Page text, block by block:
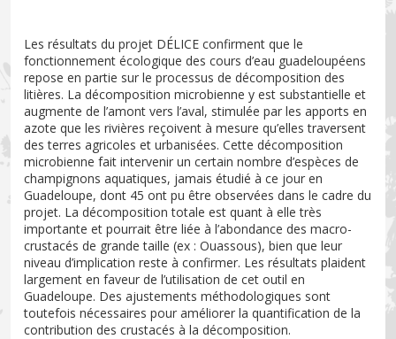
Les résultats du projet DÉLICE confirment que le
fonctionnement écologique des cours d’eau guadeloupéens
repose en partie sur le processus de décomposition des
litières. La décomposition microbienne y est substantielle et
augmente de l’amont vers l’aval, stimulée par les apports en
azote que les rivières reçoivent à mesure qu’elles traversent
des terres agricoles et urbanisées. Cette décomposition
microbienne fait intervenir un certain nombre d’espèces de
champignons aquatiques, jamais étudié à ce jour en
Guadeloupe, dont 45 ont pu être observées dans le cadre du
projet. La décomposition totale est quant à elle très
importante et pourrait être liée à l’abondance des macro-
crustacés de grande taille (ex : Ouassous), bien que leur
niveau d’implication reste à confirmer. Les résultats plaident
largement en faveur de l’utilisation de cet outil en
Guadeloupe. Des ajustements méthodologiques sont
toutefois nécessaires pour améliorer la quantification de la
contribution des crustacés à la décomposition.